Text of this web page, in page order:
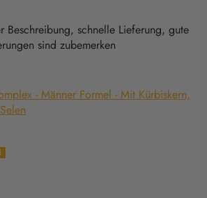
Beschreibung, schnelle Lieferung, gute
sind zubemerken
- Männer Formel - Mit Kürbiskern,